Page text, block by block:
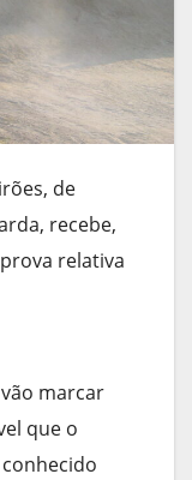
de
recebe,
relativa
marcar
que o